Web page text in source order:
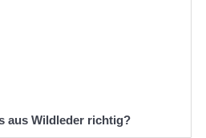
aus Wildleder richtig?